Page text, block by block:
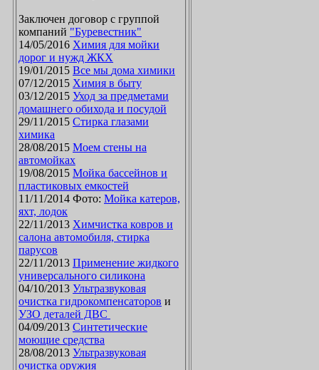
Заключен договор с группой
компаний "Буревестник"
14/05/2016 Химия для мойки
дорог и нужд ЖКХ
19/01/2015
Все мы дома химики
07/12/2015 Химия в быту
03/12/2015 Уход за предметами
домашнего обихода и посудой
29/11/2015 Стирка глазами
химика
28/08/2015 Моем стены на
автомойках
19/08/2015 Мойка бассейнов и
пластиковых емкостей
11/11/2014 Фото: Мойка катеров,
яхт, лодок
22/11/2013 Химчистка ковров и
салона автомобиля, стирка
парусов
22/11/2013 Применение жидкого
универсального силикона
04/10/2013 Ультразвуковая
очистка гидрокомпенсаторов и
УЗО деталей ДВС
04/09/2013 Синтетические
моющие средства
28/08/2013 Ультразвуковая
очистка оружия